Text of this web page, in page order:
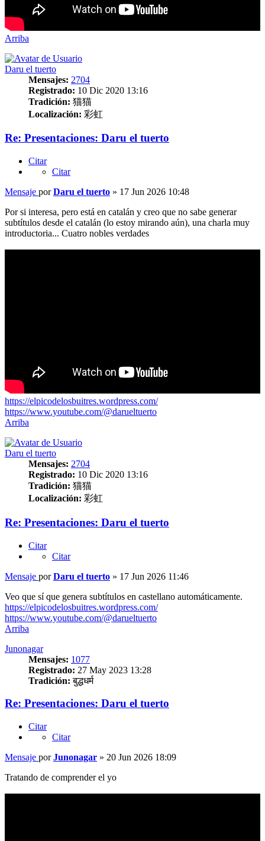
Arriba
Daru el tuerto
Mensajes: 2704
Registrado: 10 Dic 2020 13:16
Tradición: 猫猫
Localización: 彩虹
Re: Presentaciones: Daru el tuerto
Citar
Citar
Mensaje porDaru el tuerto » 17 Jun 2026 10:48
Por si interesa, pero está en catalán y creo que no sabe generar
subtítulos desde el catalán (lo estoy mirando aún), una charla muy
introductoria... Cuatro nobles verdades
https://elpicodelosbuitres.wordpress.com/
https://www.youtube.com/@darueltuerto
Arriba
Daru el tuerto
Mensajes: 2704
Registrado: 10 Dic 2020 13:16
Tradición: 猫猫
Localización: 彩虹
Re: Presentaciones: Daru el tuerto
Citar
Citar
Mensaje porDaru el tuerto » 17 Jun 2026 11:46
Veo que sí que genera subtítulos en castellano automáticamente.
https://elpicodelosbuitres.wordpress.com/
https://www.youtube.com/@darueltuerto
Arriba
Junonagar
Mensajes: 1077
Registrado: 27 May 2023 13:28
Tradición: बुद्धधर्म
Re: Presentaciones: Daru el tuerto
Citar
Citar
Mensaje porJunonagar » 20 Jun 2026 18:09
Tratando de comprender el yo